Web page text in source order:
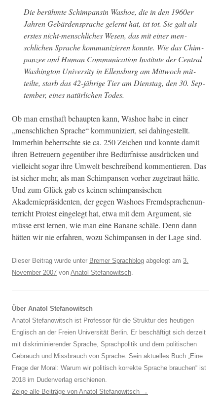
Die berühmte Schim­pansin Washoe, die in den 1960er
Jahren Gebär­den­sprache gel­ernt hat, ist tot. Sie galt als
erstes nicht-men­schlich­es Wesen, das mit ein­er men­
schlichen Sprache kom­mu­nizieren kon­nte. Wie das Chim­
panzee and Human Com­mu­ni­ca­tion Insti­tute der Cen­tral
Wash­ing­ton Uni­ver­si­ty in Ellens­burg am Mittwoch mit­
teilte, starb das 42-jährige Tier am Dien­stag, den 30. Sep­
tem­ber, eines natür­lichen Todes.
Ob man ern­sthaft behaupten kann, Washoe habe in ein­er
„men­schlichen Sprache“ kom­mu­niziert, sei dahingestellt.
Immer­hin beherrschte sie ca. 250 Zeichen und kon­nte damit
ihren Betreuern gegenüber ihre Bedürfnisse aus­drück­en und
vielle­icht sog­ar ihre Umwelt beschreibend kom­men­tieren. Das
ist sich­er mehr, als man Schim­pansen vorher zuge­traut hätte.
Und zum Glück gab es keinen schim­pan­sis­chen
Akademiepräsi­den­ten, der gegen Washoes Fremd­sprache­nun­
ter­richt Protest ein­gelegt hat, etwa mit dem Argu­ment, sie
müsse erst ler­nen, wie man eine Banane schäle. Denn dann
hät­ten wir nie erfahren, wozu Schim­pansen in der Lage sind.
Dieser Beitrag wurde unter Bremer Sprachblog abgelegt am 3.
November 2007 von Anatol Stefanowitsch
Über Anatol Stefanowitsch
Anatol Stefanowitsch ist Professor für die Struktur des heutigen
Englisch an der Freien Universität Berlin. Er beschäftigt sich derzeit
mit diskriminierender Sprache, Sprachpolitik und dem politischen
Gebrauch und Missbrauch von Sprache. Sein aktuelles Buch „Eine
Frage der Moral: Warum wir politisch korrekte Sprache brauchen“ ist
2018 im Dudenverlag erschienen.
Zeige alle Beiträge von Anatol Stefanowitsch →